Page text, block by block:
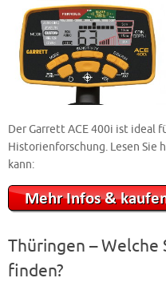
Der Garrett ACE 400i ist ideal
Historienforschung. Lesen Sie
kann:
Thüringen – Welche
finden?